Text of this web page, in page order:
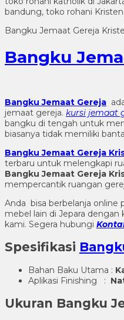
Bangku Jemaat Gereja
Bangku
Bangku Jemaat Gereja
jemaat gereja. kursi jemaat
bangku di tengah untuk
biasanya tidak memiliki
Bangku Jemaat Gereja
terbaru untuk melengkapi
Bangku Jemaat Gereja
mempercantik ruangan
Anda bisa berbelanja online
mebel lain di Jepara
kami. Segera hubungi
Spesifikasi
Bahan Baku Utama :
Aplikasi Finishing :
Ukuran Bangku